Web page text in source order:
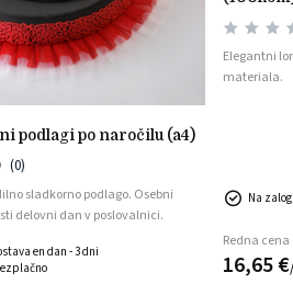
podlagi po naročilu (a4)
(0)
sladkorno podlago. Osebni
delovni dan v poslovalnici.
en dan - 3 dni
Elegantni
materiala.
Na
Redna cena
16,65€/